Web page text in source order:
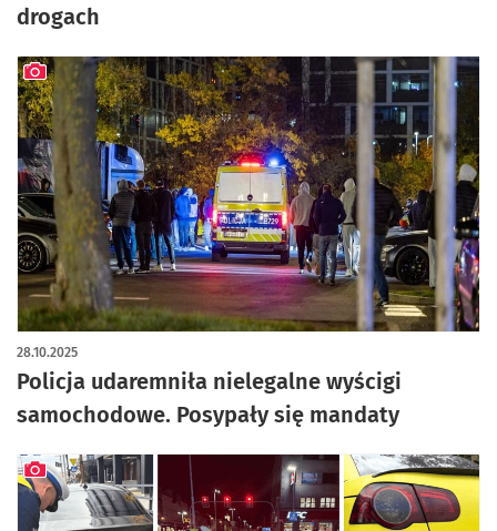
drogach
Policja udaremniła nielegalne wyścigi
samochodowe. Posypały się mandaty
28.10.2025
artykuł z galerią zdjęć